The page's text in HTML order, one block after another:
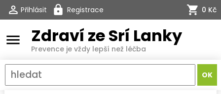
Přihlásit Registrace 0 Kč
menu Zdraví ze Srí Lanky
Prevence je vždy lepší než léčba